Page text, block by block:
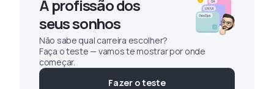
A profissão dos
seus sonhos
Não sabe qual carreira escolher?
Faça o teste — vamos te mostrar por onde
começar.
Fazer o teste